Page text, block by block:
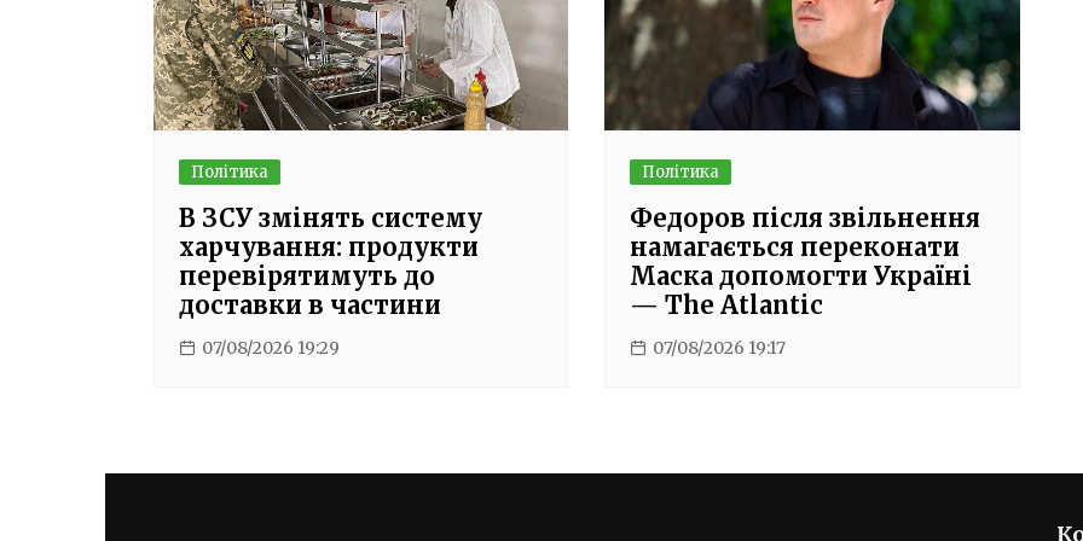
Політика
В ЗСУ змінять систему
харчування: продукти
перевірятимуть до
доставки в частини
07/08/2026 19:29
Політика
Федоров після звільнення
намагається переконати
Маска допомогти Україні
— The Atlantic
07/08/2026 19:17